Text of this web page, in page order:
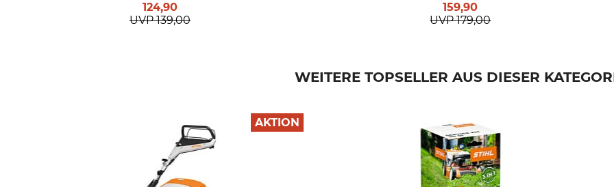
124,90
UVP 139,00
159,90
UVP 179,00
WEITERE TOPSELLER AUS DIESER
AKTION